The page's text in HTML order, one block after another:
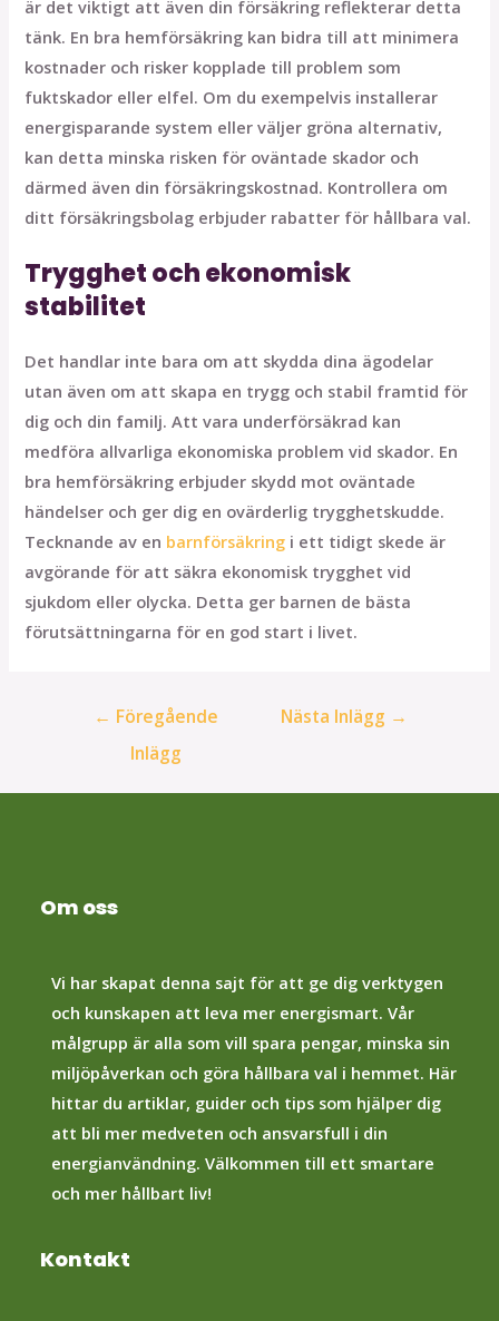
är det viktigt att även din försäkring reflekterar detta
tänk. En bra hemförsäkring kan bidra till att minimera
kostnader och risker kopplade till problem som
fuktskador eller elfel. Om du exempelvis installerar
energisparande system eller väljer gröna alternativ,
kan detta minska risken för oväntade skador och
därmed även din försäkringskostnad. Kontrollera om
ditt försäkringsbolag erbjuder rabatter för hållbara val.
Trygghet och ekonomisk
stabilitet
Det handlar inte bara om att skydda dina ägodelar
utan även om att skapa en trygg och stabil framtid för
dig och din familj. Att vara underförsäkrad kan
medföra allvarliga ekonomiska problem vid skador. En
bra hemförsäkring erbjuder skydd mot oväntade
händelser och ger dig en ovärderlig trygghetskudde.
Tecknande av en barnförsäkring i ett tidigt skede är
avgörande för att säkra ekonomisk trygghet vid
sjukdom eller olycka. Detta ger barnen de bästa
förutsättningarna för en god start i livet.
Inläggsnavigering
← Föregående
Inlägg
Nästa Inlägg →
Om oss
Vi har skapat denna sajt för att ge dig verktygen
och kunskapen att leva mer energismart. Vår
målgrupp är alla som vill spara pengar, minska sin
miljöpåverkan och göra hållbara val i hemmet. Här
hittar du artiklar, guider och tips som hjälper dig
att bli mer medveten och ansvarsfull i din
energianvändning. Välkommen till ett smartare
och mer hållbart liv!
Kontakt